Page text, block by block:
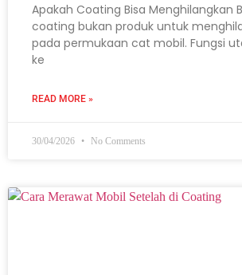
Apakah Coating Bisa Menghilangkan
coating bukan produk untuk
pada permukaan cat mobil. Fungsi
ke
READ MORE »
30/04/2026 No Comments